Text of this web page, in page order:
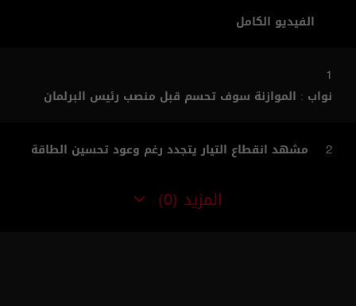
الفيديو الكامل
1
نواب : الموازنة سوف تحسم قبل منصب رئيس البرلمان
2 مشهد انقطاع التيار يتجدد رغم وعود تحسين الطاقة
المزيد (0)